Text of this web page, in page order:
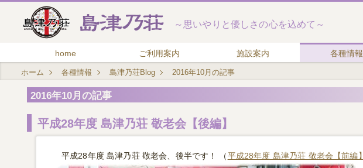
home ご利用案内 施設案内 各種情報
～思いやりと優しさの心を込めて～
ホーム 各種情報 島津乃荘Blog 2016年10月の記事
2016年10月の記事
平成28年度 島津乃荘 敬老会【後編】
平成28年度 島津乃荘 敬老会、後半です！ （平成28年度 島津乃荘 敬老会【前編】